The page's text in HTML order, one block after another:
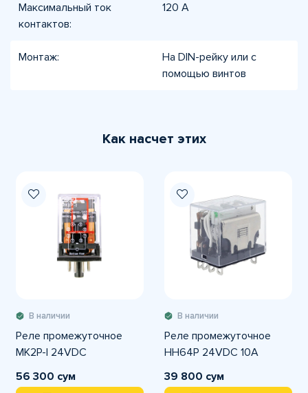
Максимальный ток
контактов:
120 А
Монтаж:
На DIN-рейку или с
помощью винтов
Как насчет этих
В наличии
Реле промежуточное
MK2P-I 24VDC
56 300 сум
В наличии
Реле промежуточное
HH64P 24VDC 10A
39 800 сум